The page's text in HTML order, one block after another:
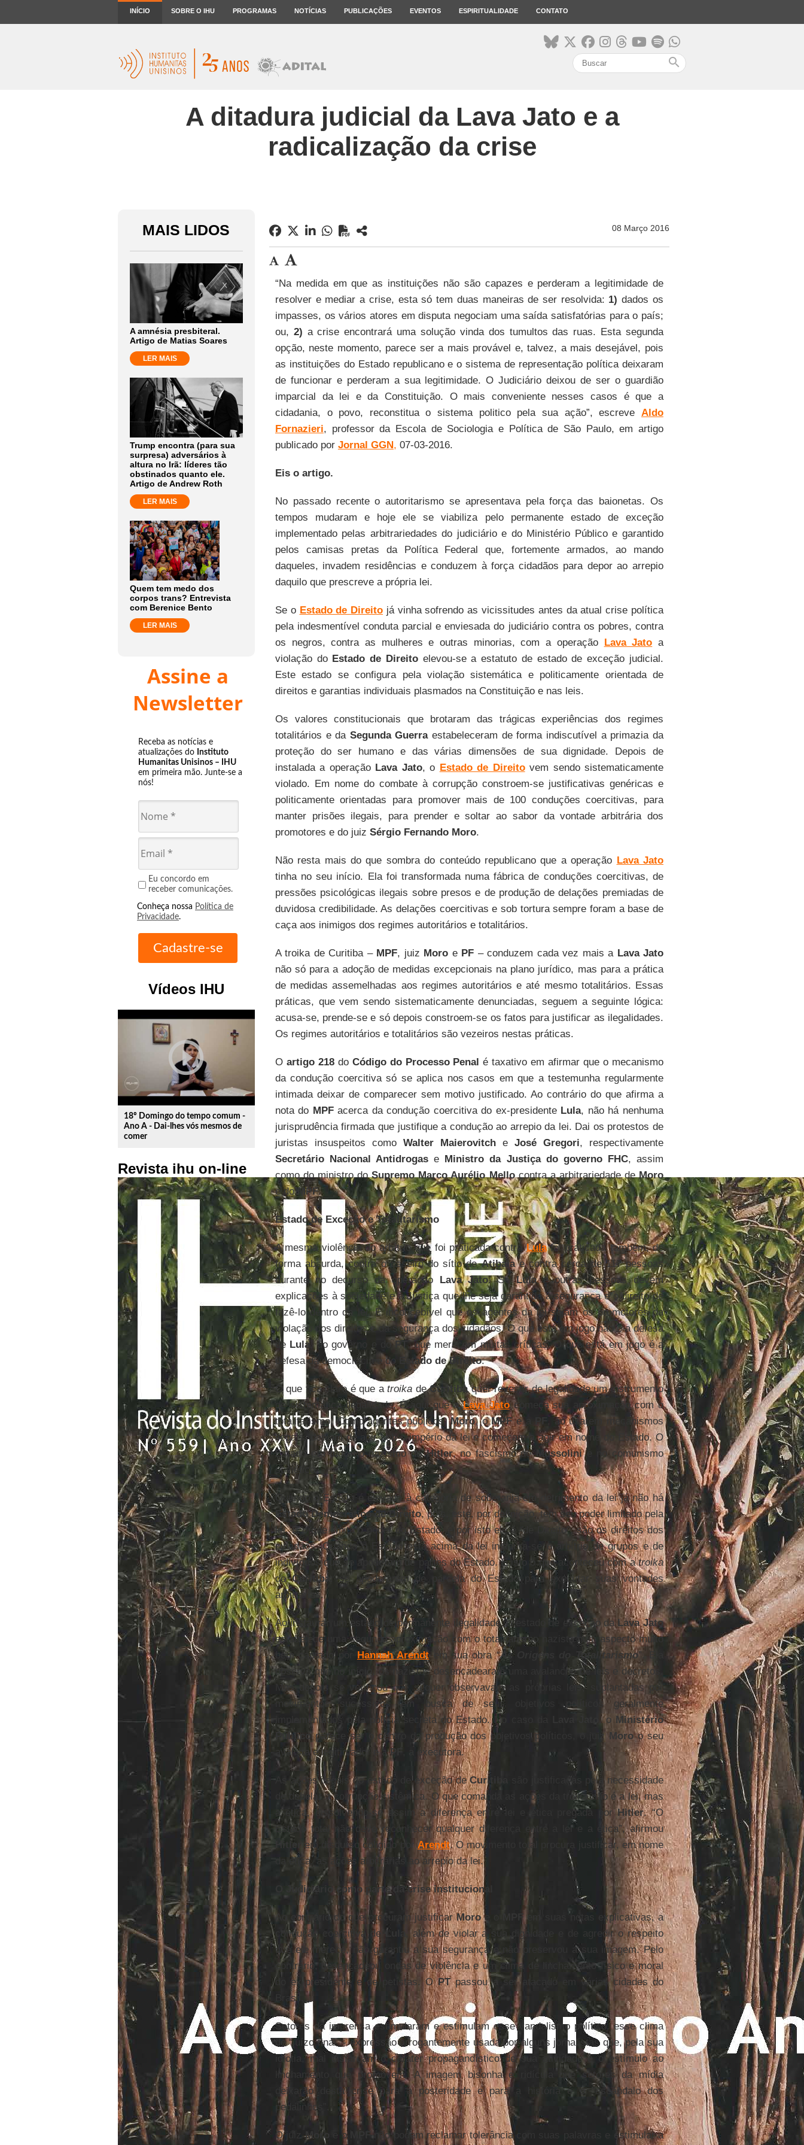
INÍCIO SOBRE O IHU PROGRAMAS NOTÍCIAS PUBLICAÇÕES EVENTOS ESPIRITUALIDADE CONTATO
search
A ditadura judicial da Lava Jato e a
radicalização da crise
MAIS LIDOS
A amnésia presbiteral.
Artigo de Matias Soares
LER MAIS
Trump encontra (para sua
surpresa) adversários à
altura no Irã: líderes tão
obstinados quanto ele.
Artigo de Andrew Roth
LER MAIS
Quem tem medo dos
corpos trans? Entrevista
com Berenice Bento
LER MAIS
Assine a
Newsletter
Receba as notícias e
atualizações do Instituto
Humanitas Unisinos – IHU
em primeira mão. Junte-se a
nós!
Eu concordo em
receber comunicações.
Conheça nossa Política de
Privacidade.
Vídeos IHU
play_circle_outline
18º Domingo do tempo comum -
Ano A - Dai-lhes vós mesmos de
comer
Revista ihu on-line
08 Março 2016
“Na medida em que as instituições não são capazes e perderam a legitimidade de
resolver e mediar a crise, esta só tem duas maneiras de ser resolvida: 1) dados os
impasses, os vários atores em disputa negociam uma saída satisfatórias para o país;
ou, 2) a crise encontrará uma solução vinda dos tumultos das ruas. Esta segunda
opção, neste momento, parece ser a mais provável e, talvez, a mais desejável, pois
as instituições do Estado republicano e o sistema de representação política deixaram
de funcionar e perderam a sua legitimidade. O Judiciário deixou de ser o guardião
imparcial da lei e da Constituição. O mais conveniente nesses casos é que a
cidadania, o povo, reconstitua o sistema politico pela sua ação”, escreve Aldo
Fornazieri, professor da Escola de Sociologia e Política de São Paulo, em artigo
publicado por Jornal GGN, 07-03-2016.
Eis o artigo.
No passado recente o autoritarismo se apresentava pela força das baionetas. Os
tempos mudaram e hoje ele se viabiliza pelo permanente estado de exceção
implementado pelas arbitrariedades do judiciário e do Ministério Público e garantido
pelos camisas pretas da Política Federal que, fortemente armados, ao mando
daqueles, invadem residências e conduzem à força cidadãos para depor ao arrepio
daquilo que prescreve a própria lei.
Se o Estado de Direito já vinha sofrendo as vicissitudes antes da atual crise política
pela indesmentível conduta parcial e enviesada do judiciário contra os pobres, contra
os negros, contra as mulheres e outras minorias, com a operação Lava Jato a
violação do Estado de Direitoelevou-se a estatuto de estado de exceção judicial.
Este estado se configura pela violação sistemática e politicamente orientada de
direitos e garantias individuais plasmados na Constituição e nas leis.
Os valores constitucionais que brotaram das trágicas experiências dos regimes
totalitários e da Segunda Guerraestabeleceram de forma indiscutível a primazia da
proteção do ser humano e das várias dimensões de sua dignidade. Depois de
instalada a operação Lava Jato, o Estado de Direitovem sendo sistematicamente
violado. Em nome do combate à corrupção constroem-se justificativas genéricas e
politicamente orientadas para promover mais de 100 conduções coercitivas, para
manter prisões ilegais, para prender e soltar ao sabor da vontade arbitrária dos
promotores e do juiz Sérgio Fernando Moro.
Não resta mais do que sombra do conteúdo republicano que a operação Lava Jato
tinha no seu início. Ela foi transformada numa fábrica de conduções coercitivas, de
pressões psicológicas ilegais sobre presos e de produção de delações premiadas de
duvidosa credibilidade. As delações coercitivas e sob tortura sempre foram a base de
caça aos inimigos dos regimes autoritários e totalitários.
A troika de Curitiba – MPF, juiz Moro e PF – conduzem cada vez mais a Lava Jato
não só para a adoção de medidas excepcionais na plano jurídico, mas para a prática
de medidas assemelhadas aos regimes autoritários e até mesmo totalitários. Essas
práticas, que vem sendo sistematicamente denunciadas, seguem a seguinte lógica:
acusa-se, prende-se e só depois constroem-se os fatos para justificar as ilegalidades.
Os regimes autoritários e totalitários são vezeiros nestas práticas.
O artigo 218do Código do Processo Penal é taxativo em afirmar que o mecanismo
da condução coercitiva só se aplica nos casos em que a testemunha regularmente
intimada deixar de comparecer sem motivo justificado. Ao contrário do que afirma a
nota do MPFacerca da condução coercitiva do ex-presidente Lula, não há nenhuma
jurisprudência firmada que justifique a condução ao arrepio da lei. Dai os protestos de
juristas insuspeitos como Walter Maierovitche José Gregori, respectivamente
Secretário Nacional Antidrogas e Ministro da Justiça do governo FHC, assim
como do ministro doSupremo Marco Aurélio Mellocontra a arbitrariedade deMoro
e doMPF.
Estado de Exceção e Totalitarismo
A mesma violência do arbítrio que foi praticada contraLulafoi praticada também, de
forma absurda, contra o caseiro do sítio deAtibaiae contra cerca de 117 pessoas
durante no decurso da operação Lava Jato. SeLulae outras pessoas devem
explicações à sociedade e à Justiça que lhe seja garantida a segurança e o direito de
fazê-lo dentro da lei. É inconcebível que os agentes da lei sejam os promotores da
violação dos direitos e da segurança dos cidadãos. O que está em jogo não é a defesa
de Lula , do governo e doPT , que merecem muitas críticas. O que está em jogo é a
defesa da democracia e do
Estado de Direito.
O que fica claro é que atroika deCuritibaquer revestir de legalidade um instrumento
de sistemática ilegalidade. É aqui que aLava Jatocomeça sua aproximação com o
totalitarismo. Como agentes públicos,Moro, oMPFe a PF
, ao usarem mecanismos
ilegais, deixam de agir sob o império da lei e começam a agir em nome do Estado. O
Estado era tudo no nazismo deHitler, no fascismo deMussolinie no comunismo
soviético.
Quando o Estado é elevado à categoria de soberania em detrimento da lei já não há
Estado Democrático de Direito, pois, este, por definição, tem seu poder limitado pela
lei. E o que limita o poder do Estado, e por isto ele é “de Direito”, são os direitos dos
cidadãos. Quando o Estado está acima da lei instaura-se o arbítrio de grupos e de
indivíduos que se apoderam de partes do Estado. É isto o que aconteceu com atroika
deCuritiba
: se apoderaram de parcela do Estado para executar suas vontades
arbitrárias.
Ao instaurar um estado de permanente ilegalidade, o estado de exceção da Lava Jato
estabelece uma segunda aproximação com o totalitarismo nazista num aspecto muito
bem captado por Hannah Arendtem sua obra “As Origens do Totalitarismo”. Ela
observa que no início, os nazistas desencadearam uma avalanche de leis e decretos.
Mas depois se verificou que sequer observavam as próprias leis, suplantadas por
movimentos sucessivos em busca de seus objetivos políticos geralmente
implementados pela polícia secreta do Estado. No caso da
, o Ministério
Públicoparece ser o centro da produção dos objetivos políticos, o juiz Moroo seu
avalista e legitimador e aPF , a executora.
As ações ilegais do estado de exceção deCuritiba
são justificadas pela necessidade
de debelar a corrupção sistêmica. O que comanda as ações da troika não é a lei, mas
a ética, dissolvendo-se assim a diferença entre lei e ética pregada porHitler. “O
Estado total não deve reconhecer qualquer diferença entre a lei e a ética”, afirmou
Hitler
em discurso coligido por Arendt. O movimento total procura justificar, em nome
da ética, as ações arbitrárias ao arrepio da lei.
O Judiciário como parte da crise institucional
Ao contrário do que procuram justificarMoroe o MPF em suas notas explicativas, a
condução coercitiva de Lula
, além de violar a sua dignidade e de agredir o respeito
que ele merece, não garantiu a sua segurança e não preservou a sua imagem. Pelo
contrário, desencadeou ondas de violência e um clima de linchamento físico e moral
do ex-presidente e de petistas. OPTpassou a ser atacado em várias cidades do
Brasil.
Setores da imprensa estimularam e estimulam esse vandalismo político, esse clima
de “juízo final” - expressão arrogantemente usada por alguns jornalistas que, pela sua
idiotia, mal disfarçam o caráter propagandístico de sua atividade e o estímulo ao
linchamento que promovem. A imagem bisonha e ridícula que setores da mídia
deixarão desta crise para a posteridade e para a história é o “escândalo dos
pedalinhos”.
O juizMoro e o MPFnão podem reclamar tolerância com suas palavras e estimular a